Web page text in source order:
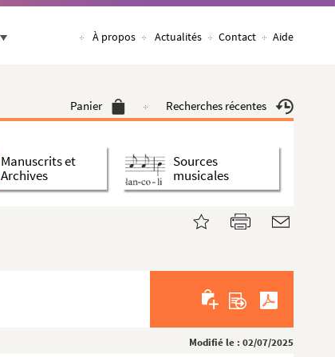
À propos Actualités Contact Aide
Panier Recherches récentes
Manuscrits et
Archives
Sources
musicales
Modifié le : 02/07/2025